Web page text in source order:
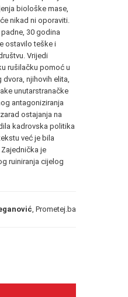
biološke mase,
nikad ni oporaviti.
30 godina
ostavilo teške i
Vrijedi
rušilačku pomoć u
njihovih elita,
unutarstranačke
antagoniziranja
ostajanja na
kadrovska politika
već je bila
je
ruiniranja cijelog
, Prometej.ba